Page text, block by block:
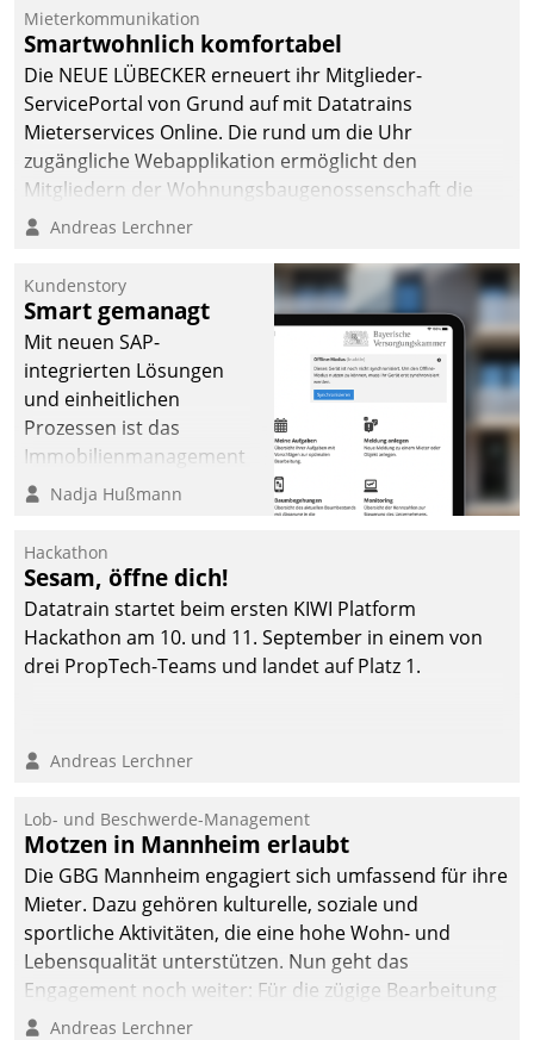
integrieren.
Mieterkommunikation
Smartwohnlich komfortabel
Die NEUE LÜBECKER erneuert ihr Mitglieder-
ServicePortal von Grund auf mit Datatrains
Mieterservices Online. Die rund um die Uhr
zugängliche Webapplikation ermöglicht den
Mitgliedern der Wohnungs­bau­genossenschaft die
Kontaktaufnahme per Smartphone, Tablet oder PC.
Andreas Lerchner
Kundenstory
Smart gemanagt
Mit neuen SAP-
integrierten Lösungen
und einheitlichen
Prozessen ist das
Immobilienmanagement
der Bayerischen
Ressort Kapitalanlage für
künftige Aufgaben und
Herausforderungen
gerüstet.
Nadja Hußmann
Hackathon
Sesam, öffne dich!
Datatrain startet beim ersten KIWI Platform
Hackathon am 10. und 11. September in einem von
drei PropTech-Teams und landet auf Platz 1.
Andreas Lerchner
Lob- und Beschwerde-Management
Motzen in Mannheim erlaubt
Die GBG Mannheim engagiert sich umfassend für ihre
Mieter. Dazu gehören kulturelle, soziale und
sportliche Aktivitäten, die eine hohe Wohn- und
Lebensqualität unterstützen. Nun geht das
Engagement noch weiter: Für die zügige Bearbeitung
von Beschwerden – oder Lob – richtet das
Andreas Lerchner